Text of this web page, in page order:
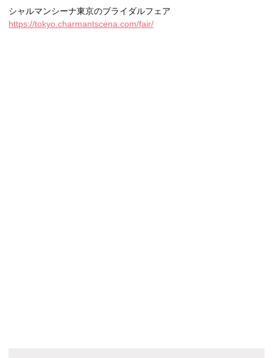
シャルマンシーナ東京のブライダルフェア
https://tokyo.charmantscena.com/fair/